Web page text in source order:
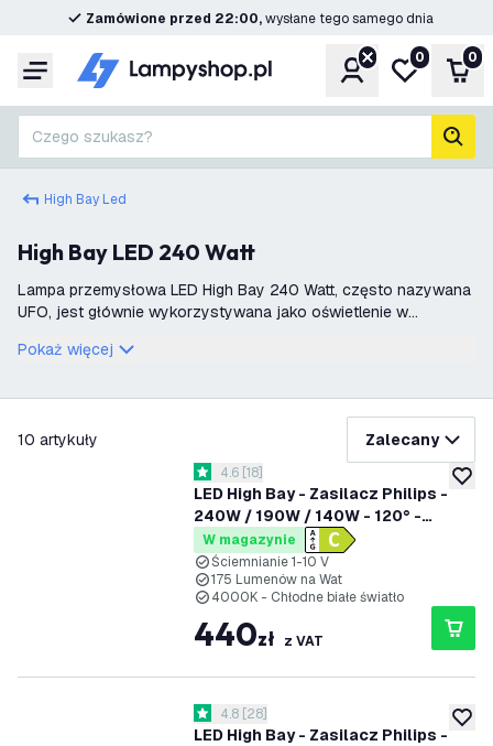
Zamówione przed 22:00,wysłane tego samego dnia
Menu KontoMoja lista
0 0
Czego szukasz?
High Bay Led
High Bay LED 240 Watt
Lampa przemysłowa LED High Bay 240 Watt, często nazywana
UFO, jest głównie wykorzystywana jako oświetlenie w
lamp przemysłowych LED High Bay
Pokaż więcej
10 artykuły Zalecany
LED High Bay - Zasilacz Philips -
240W / 190W / 140W - 120° -
175lm/W - 4000K - IP65 -
Możliwość przyciemniania - 5 lat
gwarancji
otwórz panel recenzji
4.6 Gwiazdki oceny
4.6 [18]
W magazynie
Ściemnianie 1-10 V
175 Lumenów na Wat
4000K - Chłodne białe światło
440zł z VAT
LED High Bay - Zasilacz Philips -
otwórz panel recenzji
4.8 Gwiazdki oceny
4.8 [28]
filtruj